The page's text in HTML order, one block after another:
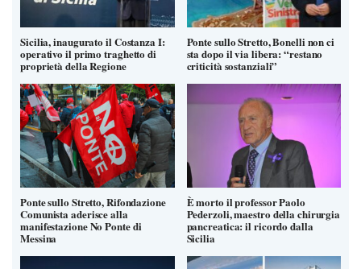
Sicilia, inaugurato il Costanza I:
operativo il primo traghetto di
proprietà della Regione
Ponte sullo Stretto, Bonelli non ci
sta dopo il via libera: “restano
criticità sostanziali”
Ponte sullo Stretto, Rifondazione
Comunista aderisce alla
manifestazione No Ponte di
Messina
È morto il professor Paolo
Pederzoli, maestro della chirurgia
pancreatica: il ricordo dalla
Sicilia